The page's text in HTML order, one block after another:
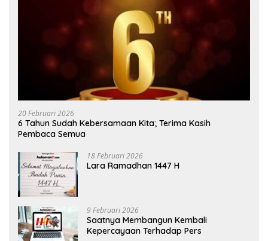
20 Februari 2026
6 Tahun Sudah Kebersamaan Kita; Terima Kasih
Pembaca Semua
18 Februari 2026
Lara Ramadhan 1447 H
9 Februari 2026
Saatnya Membangun Kembali
Kepercayaan Terhadap Pers